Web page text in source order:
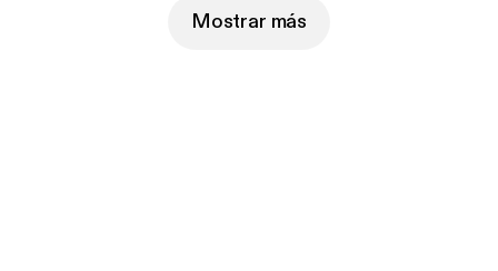
Mostrar más